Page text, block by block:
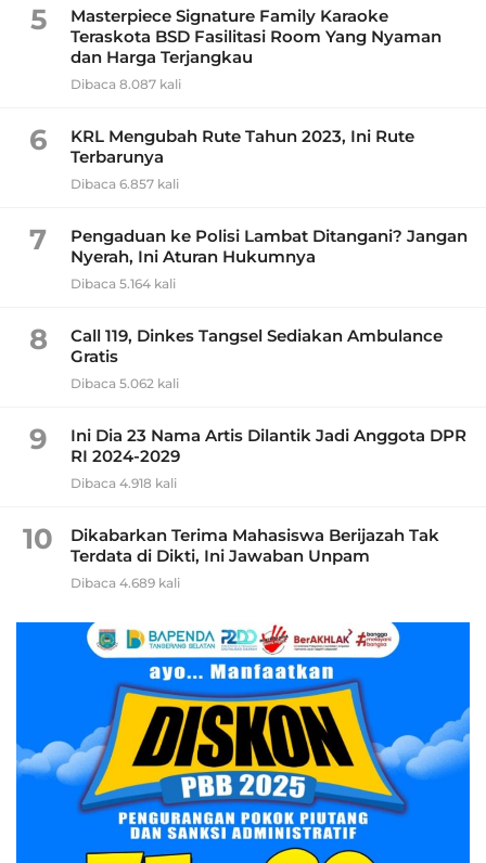
5
Masterpiece Signature Family Karaoke
Teraskota BSD Fasilitasi Room Yang Nyaman
dan Harga Terjangkau
Dibaca 8.087 kali
6
KRL Mengubah Rute Tahun 2023, Ini Rute
Terbarunya
Dibaca 6.857 kali
7
Pengaduan ke Polisi Lambat Ditangani? Jangan
Nyerah, Ini Aturan Hukumnya
Dibaca 5.164 kali
8
Call 119, Dinkes Tangsel Sediakan Ambulance
Gratis
Dibaca 5.062 kali
9
Ini Dia 23 Nama Artis Dilantik Jadi Anggota DPR
RI 2024-2029
Dibaca 4.918 kali
10
Dikabarkan Terima Mahasiswa Berijazah Tak
Terdata di Dikti, Ini Jawaban Unpam
Dibaca 4.689 kali